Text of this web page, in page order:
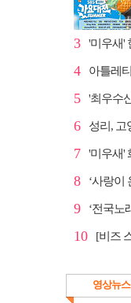
3
4
5
6
7
8
9
10
영상뉴스